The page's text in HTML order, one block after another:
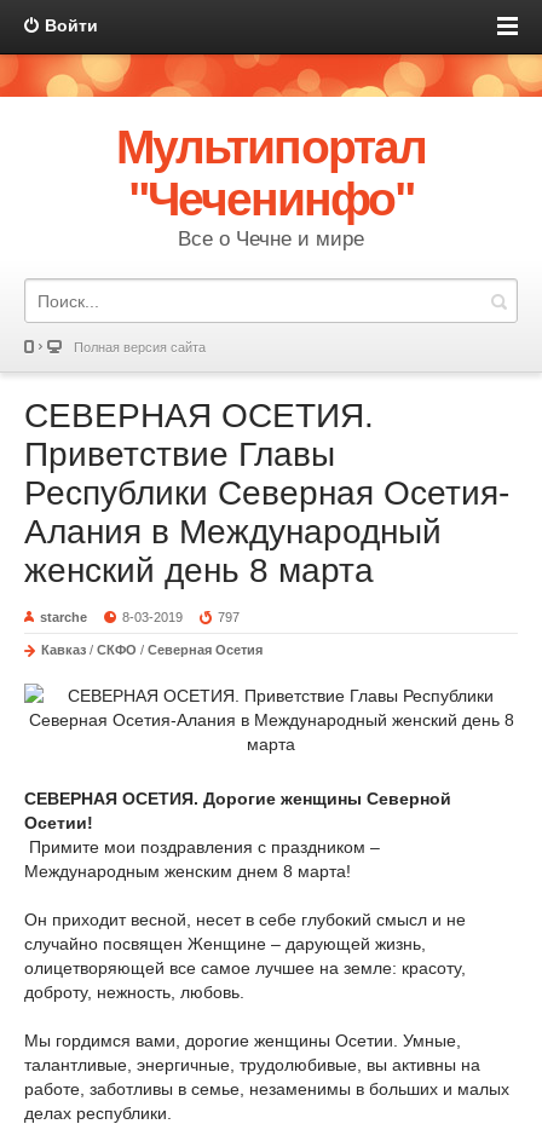
Войти
Мультипортал
"Чеченинфо"
Все о Чечне и мире
Полная версия сайта
СЕВЕРНАЯ ОСЕТИЯ.
Приветствие Главы
Республики Северная Осетия-
Алания в Международный
женский день 8 марта
starche 8-03-2019 797
Кавказ / СКФО / Северная Осетия
СЕВЕРНАЯ ОСЕТИЯ. Дорогие женщины Северной
Осетии!
Примите мои поздравления с праздником –
Международным женским днем 8 марта!
Он приходит весной, несет в себе глубокий смысл и не
случайно посвящен Женщине – дарующей жизнь,
олицетворяющей все самое лучшее на земле: красоту,
доброту, нежность, любовь.
Мы гордимся вами, дорогие женщины Осетии. Умные,
талантливые, энергичные, трудолюбивые, вы активны на
работе, заботливы в семье, незаменимы в больших и малых
делах республики.